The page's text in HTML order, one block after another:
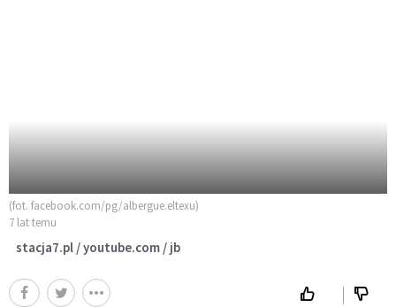
(fot. facebook.com/pg/albergue.eltexu)
7 lat temu
stacja7.pl / youtube.com / jb